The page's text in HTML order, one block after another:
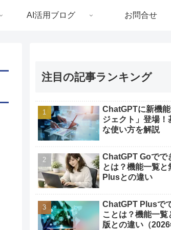
AI活用ブログ お問合せ
注目の記事ランキング
ChatGPTに新機
ジェクト」登場！
な使い方を解説
ChatGPT Goでで
とは？機能一覧と
Plusとの違い
ChatGPT Plusで
ことは？機能一覧
版との違い（